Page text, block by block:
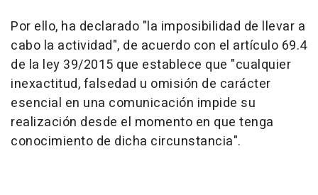
Por ello, ha declarado "la imposibilidad de llevar a
cabo la actividad", de acuerdo con el artículo 69.4
de la ley 39/2015 que establece que "cualquier
inexactitud, falsedad u omisión de carácter
esencial en una comunicación impide su
realización desde el momento en que tenga
conocimiento de dicha circunstancia".